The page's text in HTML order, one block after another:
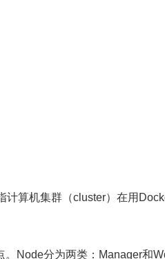
算机集群（cluster）在用
Node分为两类：Manager和